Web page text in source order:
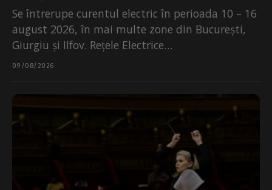
Se întrerupe curentul electric în perioada 10 – 16
august 2026, în mai multe zone din București,
Giurgiu și Ilfov. Rețele Electrice
Muntenia precizează că...
09/08/2026